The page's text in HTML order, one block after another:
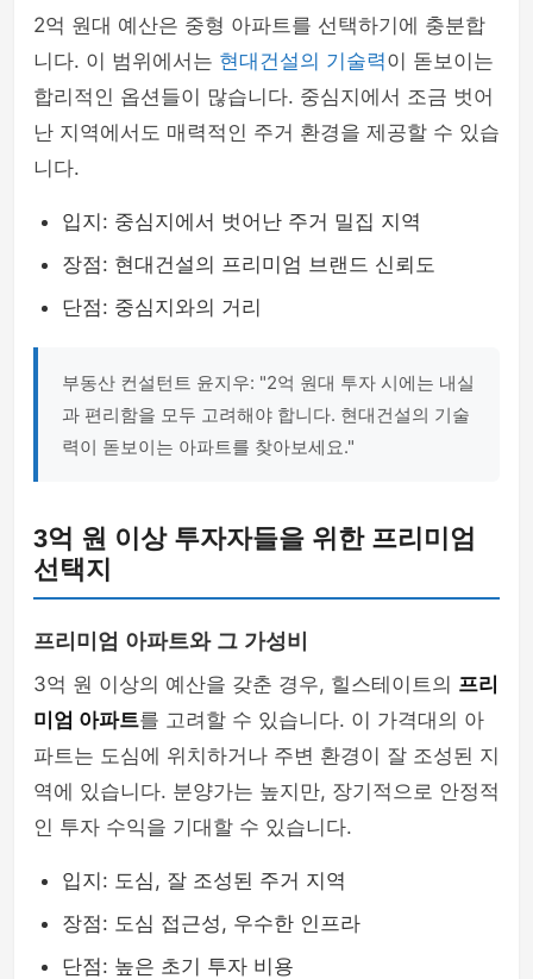
2억 원대 예산은 중형 아파트를 선택하기에 충분합
니다. 이 범위에서는 현대건설의 기술력이 돋보이는
합리적인 옵션들이 많습니다. 중심지에서 조금 벗어
난 지역에서도 매력적인 주거 환경을 제공할 수 있습
니다.
입지: 중심지에서 벗어난 주거 밀집 지역
장점: 현대건설의 프리미엄 브랜드 신뢰도
단점: 중심지와의 거리
부동산 컨설턴트 윤지우: "2억 원대 투자 시에는 내실
과 편리함을 모두 고려해야 합니다. 현대건설의 기술
력이 돋보이는 아파트를 찾아보세요."
3억 원 이상 투자자들을 위한 프리미엄
선택지
프리미엄 아파트와 그 가성비
3억 원 이상의 예산을 갖춘 경우, 힐스테이트의 프리
미엄 아파트를 고려할 수 있습니다. 이 가격대의 아
파트는 도심에 위치하거나 주변 환경이 잘 조성된 지
역에 있습니다. 분양가는 높지만, 장기적으로 안정적
인 투자 수익을 기대할 수 있습니다.
입지: 도심, 잘 조성된 주거 지역
장점: 도심 접근성, 우수한 인프라
단점: 높은 초기 투자 비용